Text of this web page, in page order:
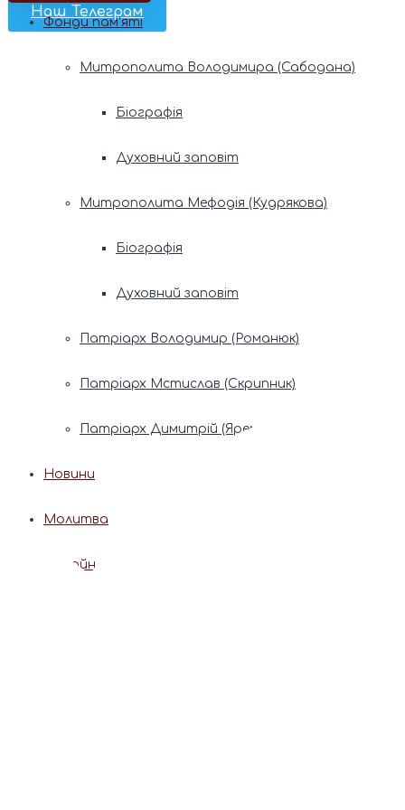
Наш Телеграм
Фонди пам’яті
Митрополита Володимира (Сабодана)
Біографія
Духовний заповіт
Митрополита Мефодія (Кудрякова)
Біографія
Духовний заповіт
Патріарх Володимир (Романюк)
Патріарх Мстислав (Скрипник)
Патріарх Димитрій (Ярема)
Новини
Молитва
Онлайн послуги